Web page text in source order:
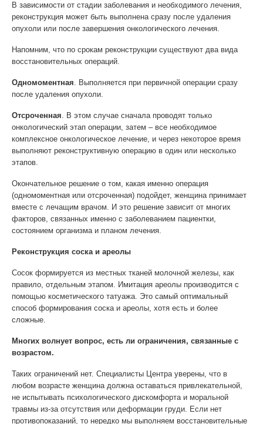
В зависимости от стадии заболевания и необходимого лечения,
реконструкция может быть выполнена сразу после удаления
опухоли или после завершения онкологического лечения.
Напомним, что по срокам реконструкции существуют два вида
восстановительных операций.
Одномоментная. Выполняется при первичной операции сразу
после удаления опухоли.
Отсроченная. В этом случае сначала проводят только
онкологический этап операции, затем – все необходимое
комплексное онкологическое лечение, и через некоторое время
выполняют реконструктивную операцию в один или несколько
этапов.
Окончательное решение о том, какая именно операция
(одномоментная или отсроченная) подойдет, женщина принимает
вместе с лечащим врачом. И это решение зависит от многих
факторов, связанных именно с заболеванием пациентки,
состоянием организма и планом лечения.
Реконструкция соска и ареолы
Сосок формируется из местных тканей молочной железы, как
правило, отдельным этапом. Имитация ареолы производится с
помощью косметического татуажа. Это самый оптимальный
способ формирования соска и ареолы, хотя есть и более
сложные.
Многих волнует вопрос, есть ли ограничения, связанные с
возрастом.
Таких ограничений нет. Специалисты Центра уверены, что в
любом возрасте женщина должна оставаться привлекательной,
не испытывать психологического дискомфорта и моральной
травмы из-за отсутствия или деформации груди. Если нет
противопоказаний, то нередко мы выполняем восстановительные